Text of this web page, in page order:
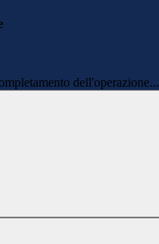
dell'operazione...